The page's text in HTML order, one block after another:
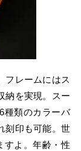
フレームにはス
納を実現。スー
種類のカラーバ
刻印も可能。世
すよ。年齢・性